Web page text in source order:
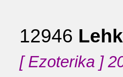
12946
[ Ezoterika ]